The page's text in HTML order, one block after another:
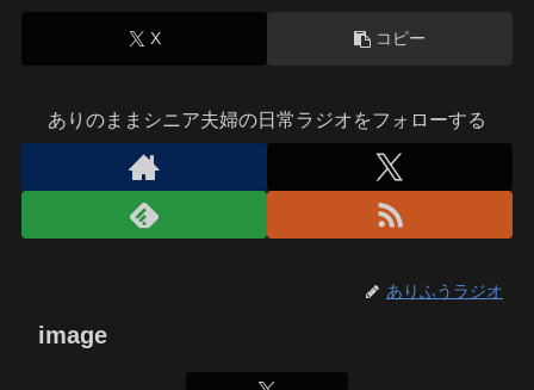
X コピー
ありのままシニア夫婦の日常ラジオをフォローする
ありふうラジオ
image